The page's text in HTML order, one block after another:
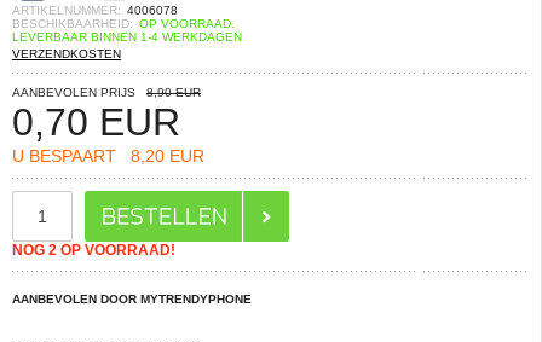
ARTIKELNUMMER: 4006078
BESCHIKBAARHEID: OP VOORRAAD.
LEVERBAAR BINNEN 1-4 WERKDAGEN
VERZENDKOSTEN
AANBEVOLEN PRIJS 8,90 EUR
0,70 EUR
U BESPAART 8,20 EUR
NOG 2 OP VOORRAAD!
AANBEVOLEN DOOR MYTRENDYPHONE